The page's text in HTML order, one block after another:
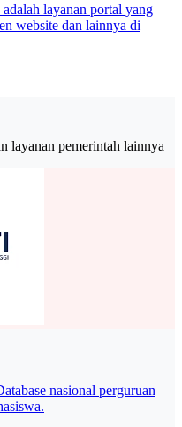
layanan portal yang
website dan lainnya di
layanan pemerintah lainnya
nasional perguruan